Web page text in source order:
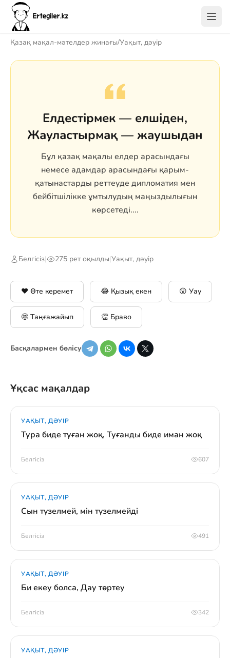
Қазақ мақал-мәтелдер жинағы/Уақыт, дәуір
Елдестірмек — елшіден,
Жауластырмақ — жаушыдан
Бұл қазақ мақалы елдер арасындағы
немесе адамдар арасындағы қарым-
қатынастарды реттеуде дипломатия мен
бейбітшілікке ұмтылудың маңыздылығын
көрсетеді....
Белгісіз| 275 рет оқылды|Уақыт, дәуір
❤️ Өте керемет 😂 Қызық екен 😮 Уау
🤩 Таңғажайып 👏 Браво
Басқалармен бөлісу
Ұқсас мақалдар
УАҚЫТ, ДӘУІР
Тура биде туған жоқ, Туғанды биде иман жоқ
Белгісіз 607
УАҚЫТ, ДӘУІР
Сын түзелмей, мін түзелмейді
Белгісіз 491
УАҚЫТ, ДӘУІР
Би екеу болса, Дау төртеу
Белгісіз 342
УАҚЫТ, ДӘУІР